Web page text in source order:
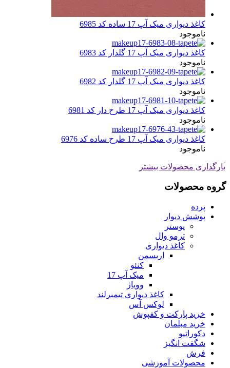
کاغذ دیواری میک آپ 17 ساده کد 6985
ناموجود
کاغذ دیواری میک آپ 17 گلدار کد 6983
ناموجود
کاغذ دیواری میک آپ 17 گلدار کد 6982
ناموجود
کاغذ دیواری میک آپ 17 طرح دار کد 6981
ناموجود
کاغذ دیواری میک آپ 17 طرح ساده کد 6976
ناموجود
بارگذاری محصولات بیشتر
گروه محصولات
پرده
پوشش دیوار
پوستر
ترمو وال
کاغذ دیواری
اریسمن
کنئو
میک آپ 17
وویاژ
کاغذ دیواری تیمبرلند
لوکس آس
خرید پارکت و کفپوش
خرید مبلمان
دکوراتیو
شگفت انگیز
فرش
محصولات آموزشی